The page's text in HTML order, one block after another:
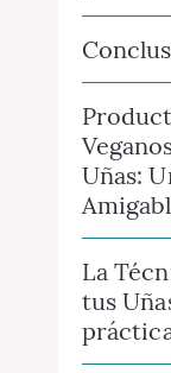
Uñas:
La
tus